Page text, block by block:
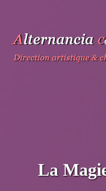
La